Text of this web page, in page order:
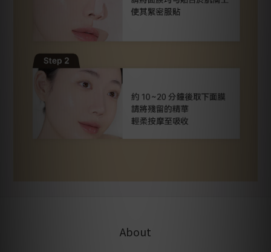
About